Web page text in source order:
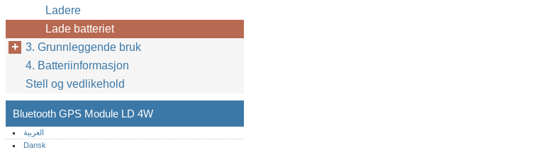
Ladere
Lade batteriet
3. Grunnleggende bruk
4. Batteriinformasjon
Stell og vedlikehold
Bluetooth GPS Module LD 4W
العربية
Dansk